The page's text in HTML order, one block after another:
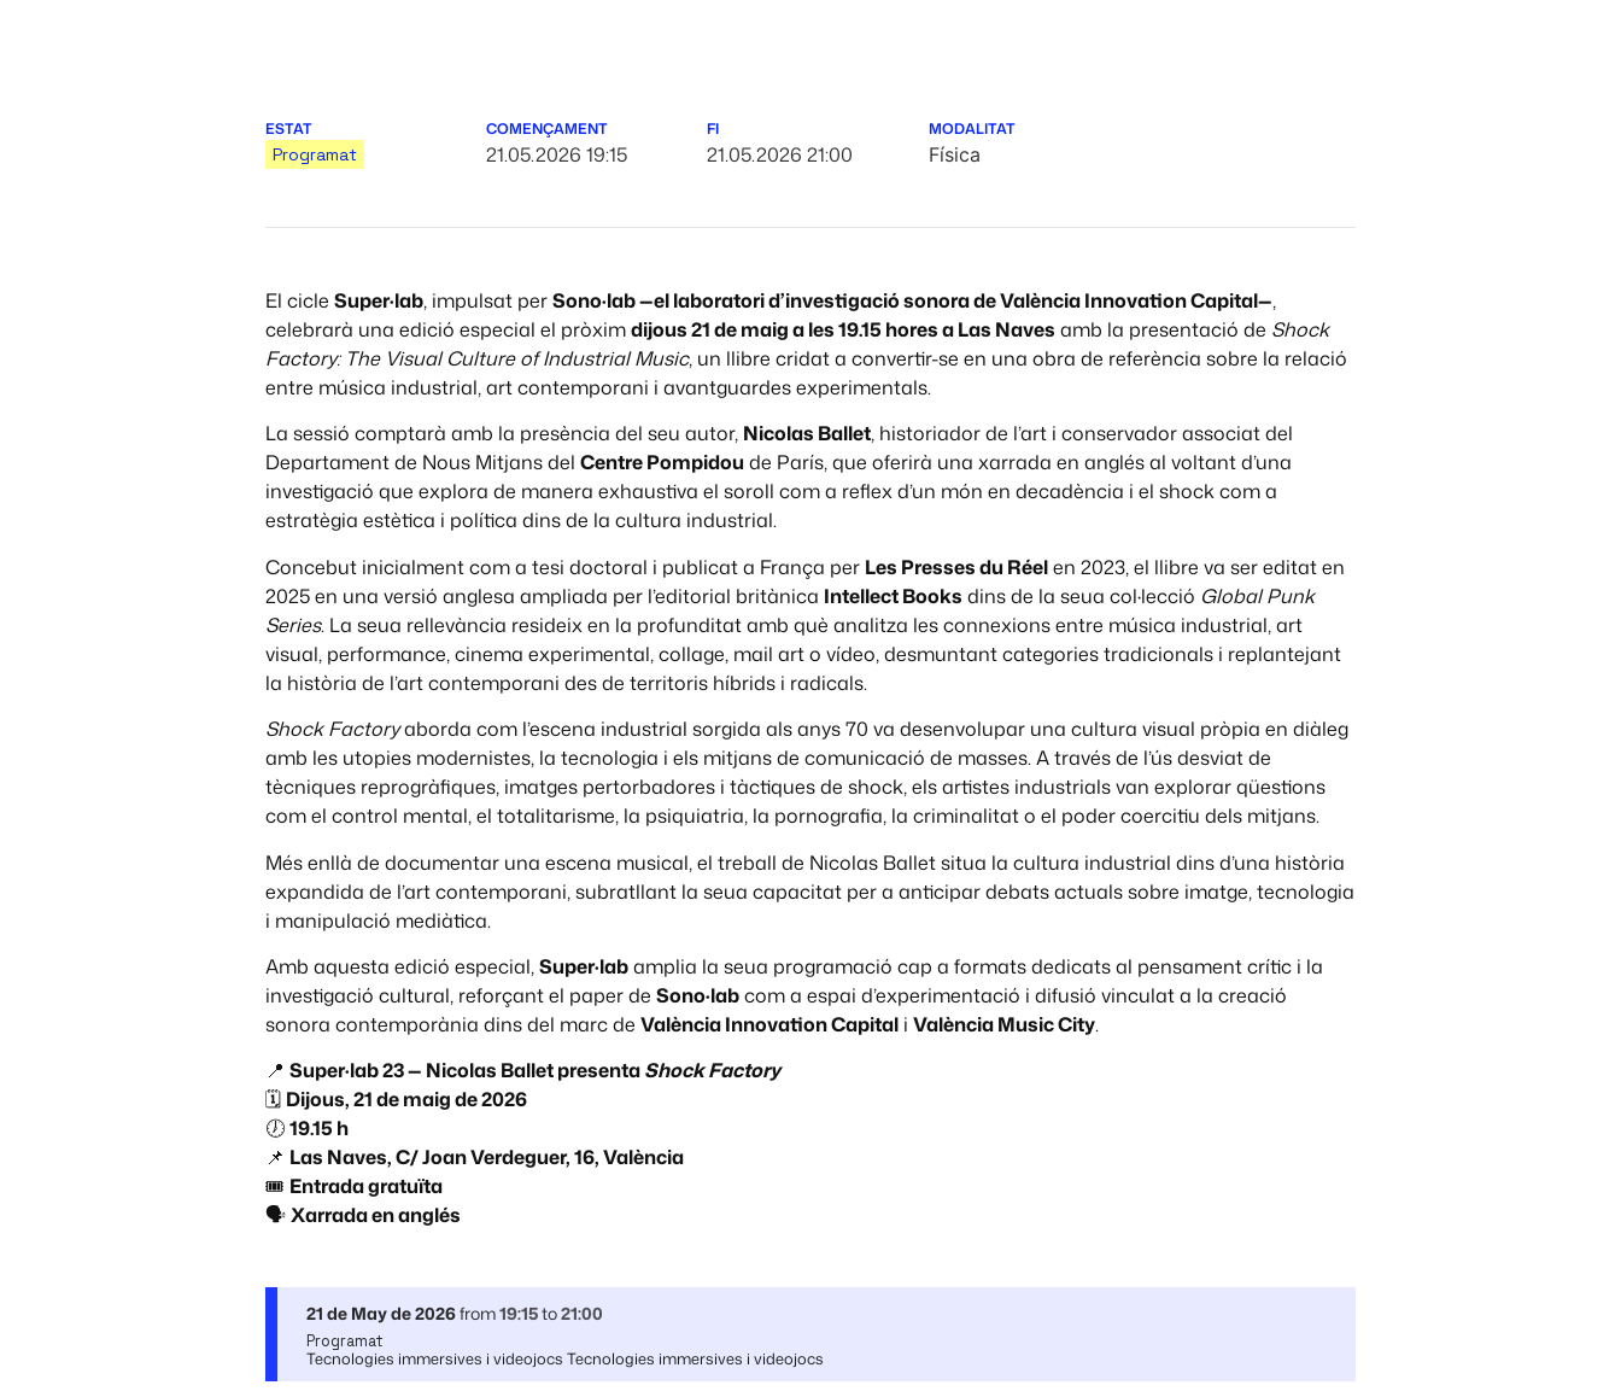
ESTAT
Programat
COMENÇAMENT
21.05.2026 19:15
FI
21.05.2026 21:00
MODALITAT
Física
El cicle Super·lab, impulsat perSono·lab —el laboratori d’investigació sonora de València Innovation Capital—,
celebrarà una edició especial el pròximdijous 21 de maig a les 19.15 hores a Las Naves amb la presentació de Shock
Factory: The Visual Culture of Industrial Music, un llibre cridat a convertir-se en una obra de referència sobre la relació
entre música industrial, art contemporani i avantguardes experimentals.
La sessió comptarà amb la presència del seu autor, Nicolas Ballet, historiador de l’art i conservador associat del
Departament de Nous Mitjans del Centre Pompidou de París, que oferirà una xarrada en anglés al voltant d’una
investigació que explora de manera exhaustiva el soroll com a reflex d’un món en decadència i el shock com a
estratègia estètica i política dins de la cultura industrial.
Concebut inicialment com a tesi doctoral i publicat a França per Les Presses du Réelen 2023, el llibre va ser editat en
2025 en una versió anglesa ampliada per l’editorial britànica Intellect Books dins de la seua col·lecció Global Punk
Series. La seua rellevància resideix en la profunditat amb què analitza les connexions entre música industrial, art
visual, performance, cinema experimental, collage, mail art o vídeo, desmuntant categories tradicionals i replantejant
la història de l’art contemporani des de territoris híbrids i radicals.
Shock Factoryaborda com l’escena industrial sorgida als anys 70 va desenvolupar una cultura visual pròpia en diàleg
amb les utopies modernistes, la tecnologia i els mitjans de comunicació de masses. A través de l’ús desviat de
tècniques reprogràfiques, imatges pertorbadores i tàctiques de shock, els artistes industrials van explorar qüestions
com el control mental, el totalitarisme, la psiquiatria, la pornografia, la criminalitat o el poder coercitiu dels mitjans.
Més enllà de documentar una escena musical, el treball de Nicolas Ballet situa la cultura industrial dins d’una història
expandida de l’art contemporani, subratllant la seua capacitat per a anticipar debats actuals sobre imatge, tecnologia
i manipulació mediàtica.
Amb aquesta edició especial,Super·labamplia la seua programació cap a formats dedicats al pensament crític i la
investigació cultural, reforçant el paper de Sono·labcom a espai d’experimentació i difusió vinculat a la creació
sonora contemporània dins del marc de València Innovation Capital i València Music City.
📍 Super·lab 23 — Nicolas Ballet presentaShock Factory
🗓️ Dijous, 21 de maig de 2026
🕖19.15 h
📌 Las Naves, C/ Joan Verdeguer, 16, València
🎟️ Entrada gratuïta
🗣️Xarrada en anglés
21 de May de 2026from19:15to21:00
Programat
Tecnologies immersives i videojocs Tecnologies immersives i videojocs